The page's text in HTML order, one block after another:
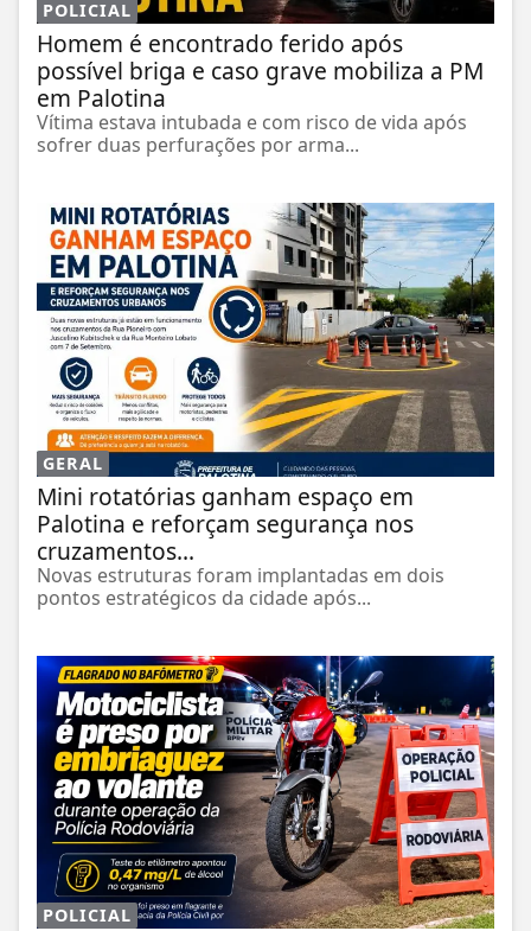
POLICIAL
Homem é encontrado ferido após
possível briga e caso grave mobiliza a PM
em Palotina
Vítima estava intubada e com risco de vida após
sofrer duas perfurações por arma...
GERAL
Mini rotatórias ganham espaço em
Palotina e reforçam segurança nos
cruzamentos...
Novas estruturas foram implantadas em dois
pontos estratégicos da cidade após...
POLICIAL